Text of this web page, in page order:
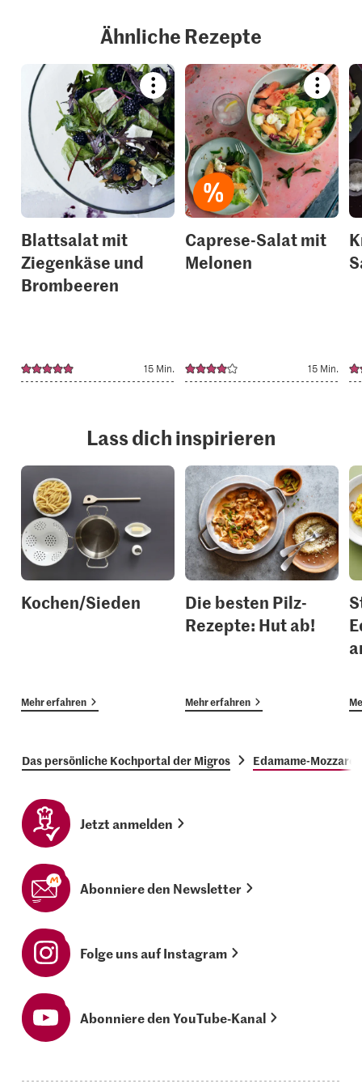
Ähnliche Rezepte
Bookmark
recipe
or
add
it
to
your
collections.
Blattsalat mit
Ziegenkäse und
Brombeeren
15 Min.
recipe
or
add
it
to
your
Caprese-Salat mit
Melonen
15 Min.
Lass dich inspirieren
Kochen/Sieden
Mehr erfahren
Die besten Pilz-
Rezepte: Hut ab!
Mehr erfahren
Das persönliche Kochportal der Migros Edamame-
Jetzt anmelden
Abonniere den Newsletter
Folge uns auf Instagram
Abonniere den YouTube-Kanal